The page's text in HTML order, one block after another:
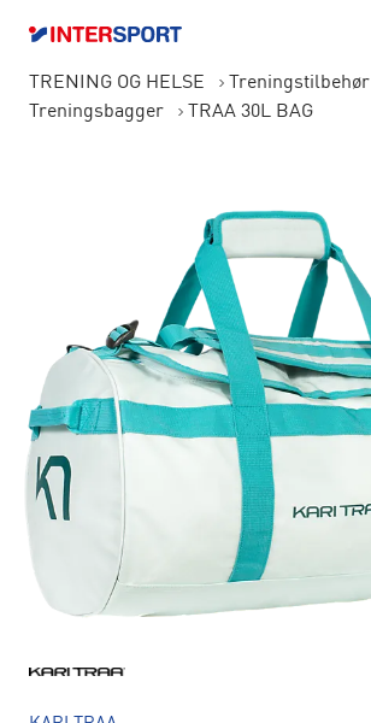
TRENING OG HELSE
Treningstilbehør
Treningsbagger
TRAA 30L BAG